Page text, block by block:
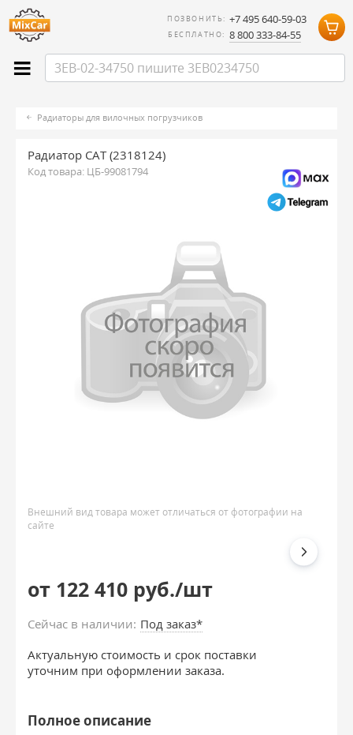
ПОЗВОНИТЬ: +7 495 640-59-03
БЕСПЛАТНО: 8 800 333-84-55
Радиаторы для вилочных погрузчиков
Радиатор CAT (2318124)
Код товара: ЦБ-99081794
Внешний вид товара может отличаться от фотографии на
сайте
от 122 410 руб./шт
Сейчас в наличии: Под заказ*
Актуальную стоимость и срок поставки
уточним при оформлении заказа.
Полное описание